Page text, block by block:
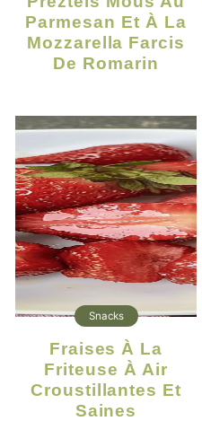
Parmesan Et À La
Mozzarella Farcis
De Romarin
Snacks
Fraises À La
Friteuse À Air
Croustillantes Et
Saines